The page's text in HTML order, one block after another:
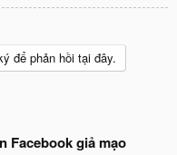
để phản hồi tại đây.
Facebook giả mạo